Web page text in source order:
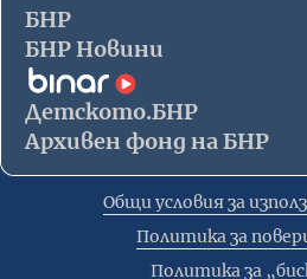
БНР
БНР Новини
Детското.БНР
Архивен фонд на БНР
Общи условия за
Политика за
Политика за